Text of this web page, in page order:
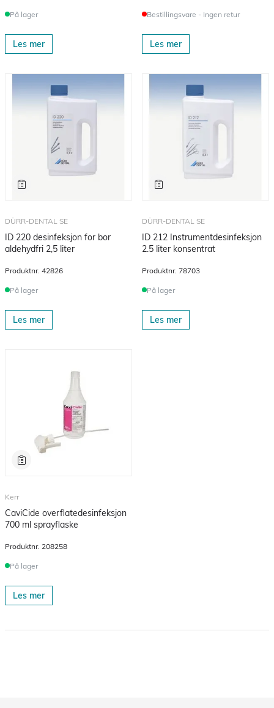
På lager
Les mer
Bestillingsvare - Ingen retur
Les mer
DÜRR-DENTAL SE
ID 220 desinfeksjon for bor
aldehydfri 2,5 liter
Produktnr. 42826
På lager
Les mer
DÜRR-DENTAL SE
ID 212 Instrumentdesinfeksjon
2.5 liter konsentrat
Produktnr. 78703
På lager
Les mer
Kerr
CaviCide overflatedesinfeksjon
700 ml sprayflaske
Produktnr. 208258
På lager
Les mer